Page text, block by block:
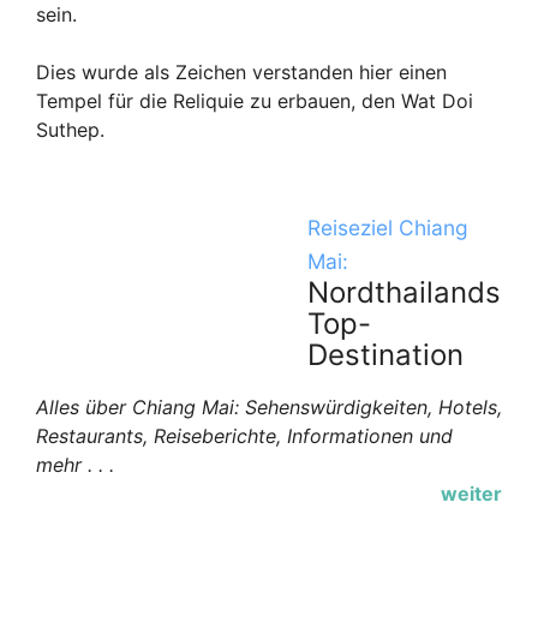
sein.
Dies wurde als Zeichen verstanden hier einen
Tempel für die Reliquie zu erbauen, den Wat Doi
Suthep.
Reiseziel Chiang
Mai:
Nordthailands
Top-
Destination
Alles über Chiang Mai: Sehenswürdigkeiten, Hotels,
Restaurants, Reiseberichte, Informationen und
mehr . . .
weiter